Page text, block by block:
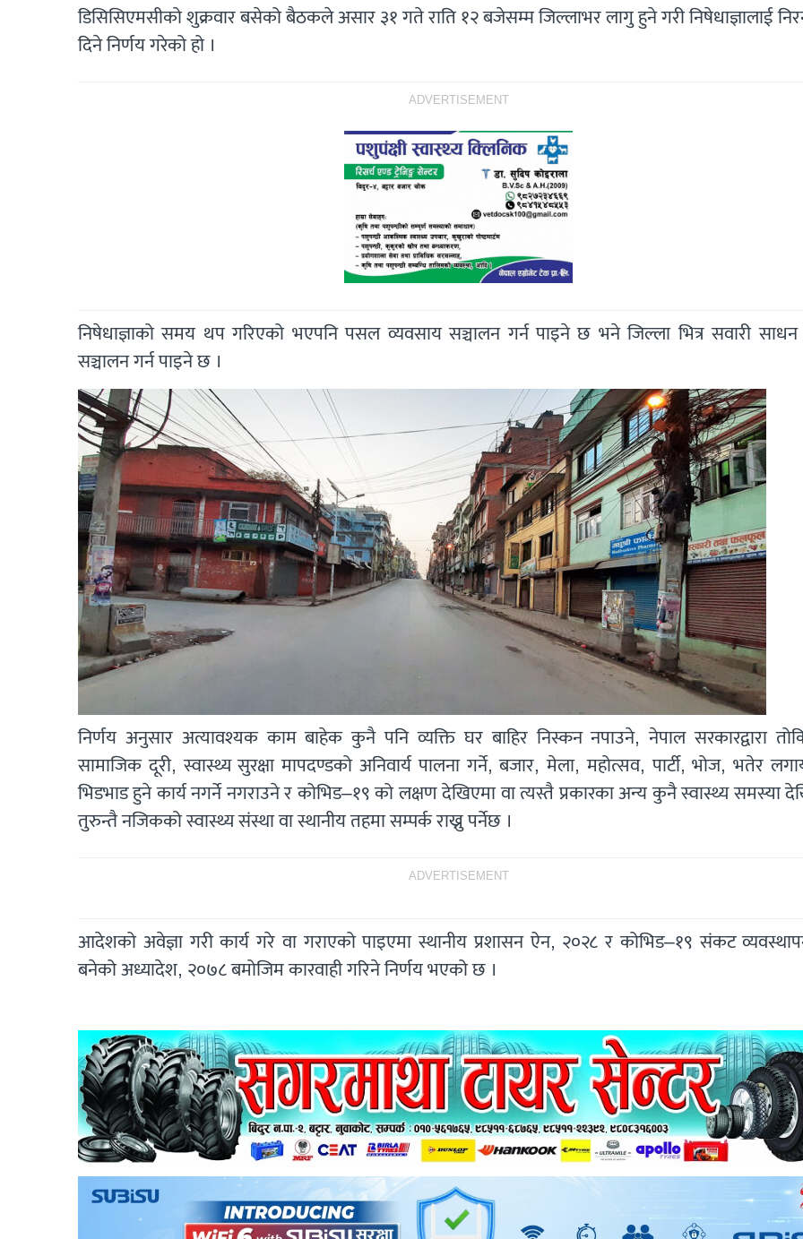
डिसिसिएमसीको शुक्रवार बसेको बैठकले असार ३१ गते राति १२ बजेसम्म जिल्लाभर लागु हुने गरी निषेधाज्ञालाई
दिने निर्णय गरेको हो ।
ADVERTISEMENT
निषेधाज्ञाको समय थप गरिएको भएपनि पसल व्यवसाय सञ्चालन गर्न पाइने छ भने जिल्ला भित्र सवारी
सञ्चालन गर्न पाइने छ ।
निर्णय अनुसार अत्यावश्यक काम बाहेक कुनै पनि व्यक्ति घर बाहिर निस्कन नपाउने, नेपाल सरकारद्वारा
सामाजिक दूरी, स्वास्थ्य सुरक्षा मापदण्डको अनिवार्य पालना गर्ने, बजार, मेला, महोत्सव, पार्टी, भोज, भतेर
भिडभाड हुने कार्य नगर्ने नगराउने र कोभिड–१९ को लक्षण देखिएमा वा त्यस्तै प्रकारका अन्य कुनै स्वास्थ्य समस्या
तुरुन्तै नजिकको स्वास्थ्य संस्था वा स्थानीय तहमा सम्पर्क राख्नु पर्नेछ ।
ADVERTISEMENT
आदेशको अवेज्ञा गरी कार्य गरे वा गराएको पाइएमा स्थानीय प्रशासन ऐन, २०२८ र कोभिड–१९ संकट
बनेको अध्यादेश, २०७८ बमोजिम कारवाही गरिने निर्णय भएको छ ।